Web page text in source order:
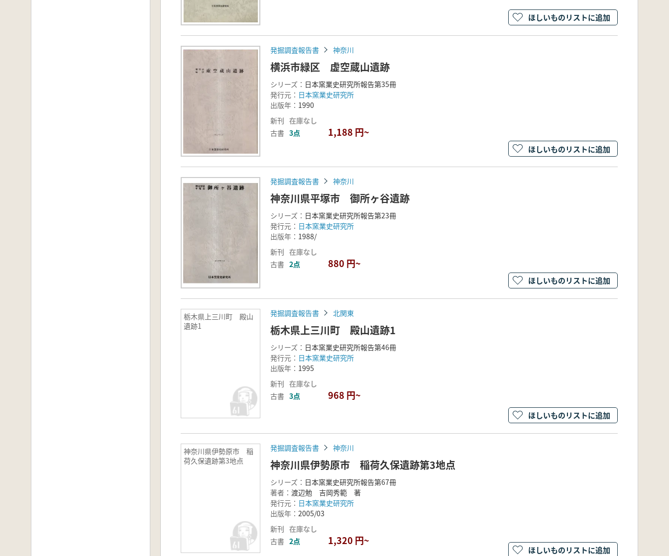
ほしいものリストに追加
発掘調査報告書 神奈川
横浜市緑区 虚空蔵山遺跡
シリーズ： 日本窯業史研究所報告第35冊
発行元： 日本窯業史研究所
出版年： 1990
新刊 在庫なし
古書 3点 1,188 円~
ほしいものリストに追加
発掘調査報告書 神奈川
神奈川県平塚市 御所ヶ谷遺跡
シリーズ： 日本窯業史研究所報告第23冊
発行元： 日本窯業史研究所
出版年： 1988/
新刊 在庫なし
古書 2点 880 円~
ほしいものリストに追加
栃木県上三川町 殿山
遺跡1
発掘調査報告書 北関東
栃木県上三川町 殿山遺跡1
シリーズ： 日本窯業史研究所報告第46冊
発行元： 日本窯業史研究所
出版年： 1995
新刊 在庫なし
古書 3点 968 円~
ほしいものリストに追加
神奈川県伊勢原市 稲
荷久保遺跡第3地点
発掘調査報告書 神奈川
神奈川県伊勢原市 稲荷久保遺跡第3地点
シリーズ： 日本窯業史研究所報告第67冊
著者： 渡辺勉 吉岡秀範 著
発行元： 日本窯業史研究所
出版年： 2005/03
新刊 在庫なし
古書 2点 1,320 円~
ほしいものリストに追加